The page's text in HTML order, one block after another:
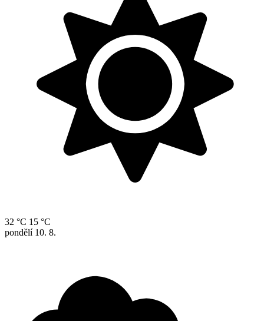
32 °C 15 °C
pondělí 10. 8.